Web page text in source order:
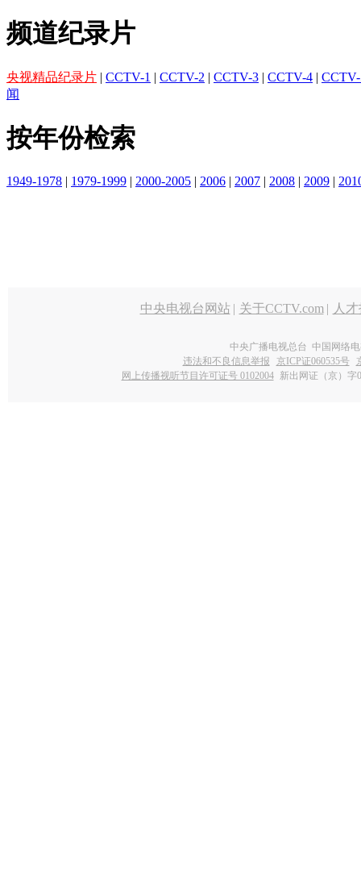
频道纪录片
央视精品纪录片 | CCTV-1 | CCTV-2 | CCTV-3 | CCTV-4 |
闻
按年份检索
1949-1978 | 1979-1999 | 2000-2005 | 2006 | 2007 | 2008 | 2009 |
中央电视台网站 | 关于CCTV.com | 人
中央广播电视总台 中国网络
违法和不良信息举报
京ICP证060535号
网上传播视听节目许可证号 0102004 新出网证（京）